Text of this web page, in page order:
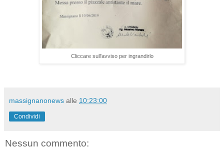
Cliccare sull'avviso per ingrandirlo
massignanonews alle 10:23:00
Condividi
Nessun commento: